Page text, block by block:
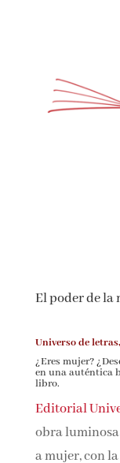
El poder de la
Universo de
¿Eres mujer?
convertirte en
es tu próximo libro.
Editorial
una obra
mujer a
Únete a
Nombre*
Email*